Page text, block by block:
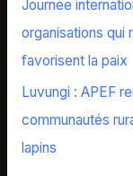
Journée
organisations qui
favorisent la paix
Luvungi : APEF
communautés
lapins